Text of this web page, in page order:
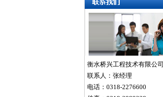
衡水桥兴工程技术有限公司
联系人：张经理
电话：0318-2276600